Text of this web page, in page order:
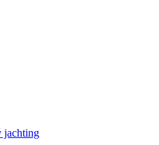
jachting